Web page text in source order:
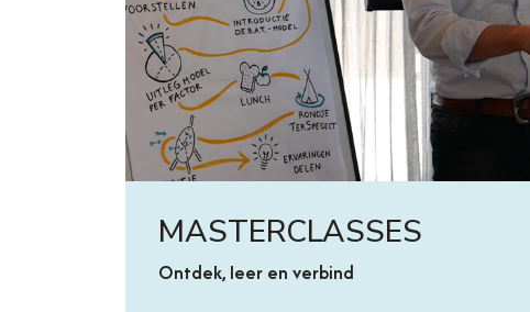
MASTERCLASSES
Ontdek, leer en verbind